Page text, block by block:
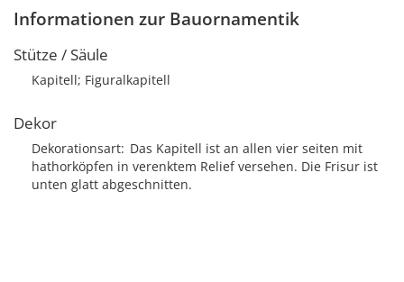
Informationen zur Bauornamentik
Stütze / Säule
Kapitell; Figuralkapitell
Dekor
Dekorationsart Das Kapitell ist an allen vier seiten mit
hathorköpfen in verenktem Relief versehen. Die Frisur ist
unten glatt abgeschnitten.